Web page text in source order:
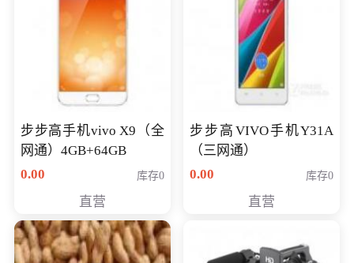
步步高手机vivo X9（全
网通）4GB+64GB
0.00
库存0
直营
步步高VIVO手机Y31A
（三网通）
0.00
库存0
直营